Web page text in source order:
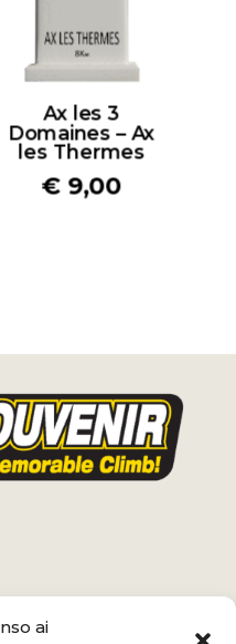
ai
Ax les 3
Domaines – Ax
les Thermes
€ 9,00